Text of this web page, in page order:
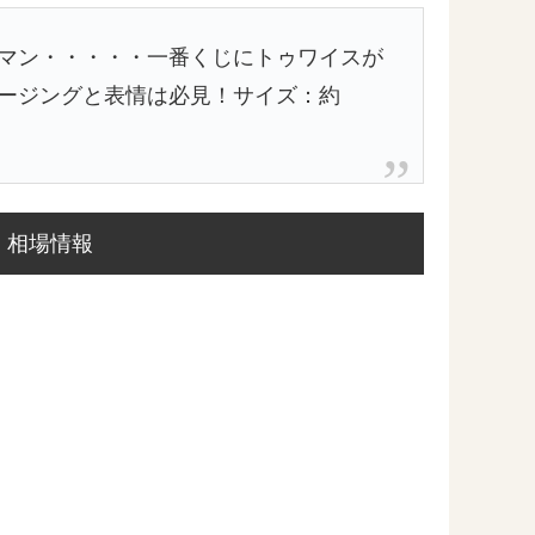
ン・・・・・一番くじにトゥワイスが
ジングと表情は必見！サイズ：約
相場情報